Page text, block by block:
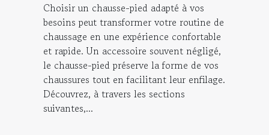
Choisir un chausse-pied adapté à vos
besoins peut transformer votre routine de
chaussage en une expérience confortable
et rapide. Un accessoire souvent négligé,
le chausse-pied préserve la forme de vos
chaussures tout en facilitant leur enfilage.
Découvrez, à travers les sections
suivantes,...